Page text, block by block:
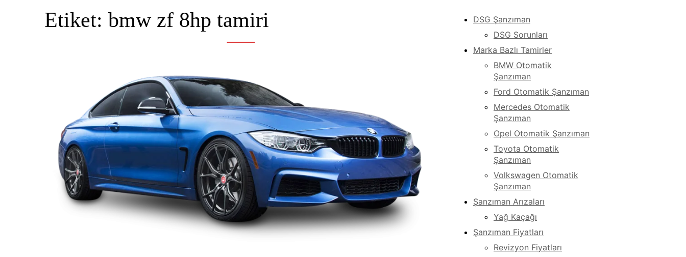
Etiket: bmw zf 8hp tamiri
DSG Şanzıman
DSG Sorunları
Marka Bazlı Tamirler
BMW Otomatik
Şanzıman
Ford Otomatik Şanzıman
Mercedes Otomatik
Şanzıman
Opel Otomatik Şanzıman
Toyota Otomatik
Şanzıman
Volkswagen Otomatik
Şanzıman
Şanzıman Arızaları
Yağ Kaçağı
Şanzıman Fiyatları
Revizyon Fiyatları